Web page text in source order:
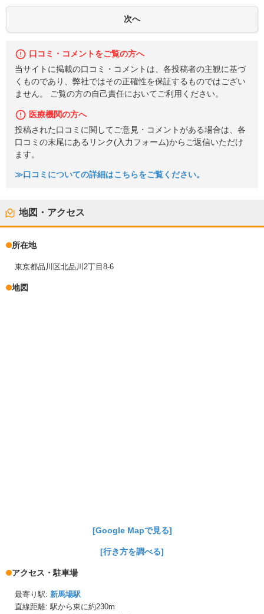
口コミ・コメントをご覧の方へ
当サイトに掲載の口コミ・コメントは、各投稿者の主観に基づ
くものであり、弊社ではその正確性を保証するものではござい
ません。 ご覧の方の自己責任においてご利用ください。
医療機関の方へ
投稿された口コミに関してご意見・コメントがある場合は、各
口コミの末尾にあるリンク(入力フォーム)からご返信いただけ
ます。
≫口コミについての詳細はこちらをご覧ください。
地図・アクセス
所在地
東京都品川区北品川2丁目8-6
地図
[Google Mapで見る]
[行き方を調べる]
アクセス・駐車場
最寄り駅: 新馬場駅
直線距離: 駅から東に約230m